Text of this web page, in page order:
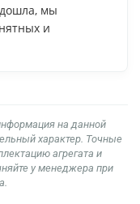
мы
и
на данной
характер. Точные
агрегата и
у менеджера при